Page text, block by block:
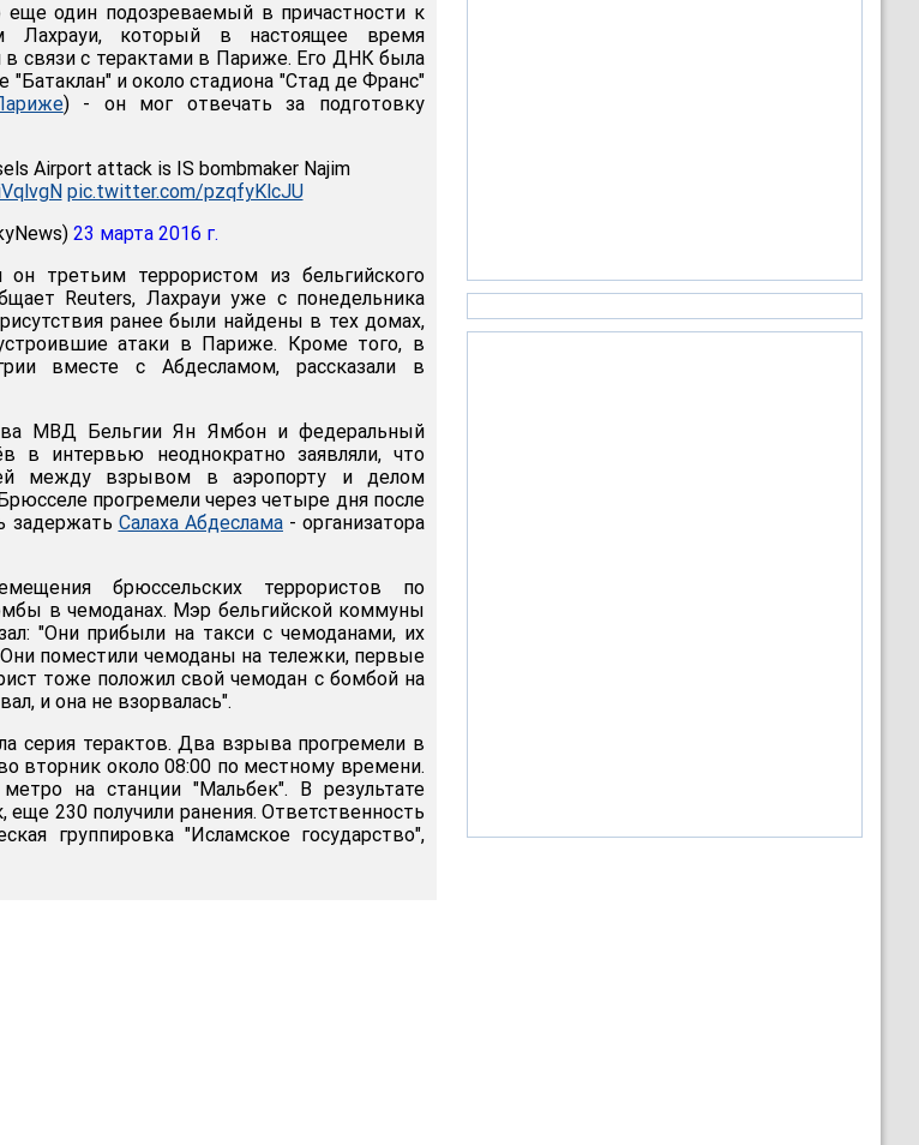
один подозреваемый в причастности к
Лахрауи, который в настоящее время
в связи с терактами в Париже. Его ДНК была
"Батаклан" и около стадиона "Стад де Франс"
) - он мог отвечать за подготовку
Airport attack is IS bombmaker Najim
pic.twitter.com/pzqfyKlcJU
23 марта 2016 г.
третьим террористом из бельгийского
Reuters, Лахрауи уже с понедельника
ранее были найдены в тех домах,
атаки в Париже. Кроме того, в
вместе с Абдесламом, рассказали в
МВД Бельгии Ян Ямбон и федеральный
в интервью неоднократно заявляли, что
между взрывом в аэропорту и делом
прогремели через четыре дня после
задержать Салаха Абдеслама- организатора
брюссельских террористов по
в чемоданах. Мэр бельгийской коммуны
"Они прибыли на такси с чемоданами, их
поместили чемоданы на тележки, первые
тоже положил свой чемодан с бомбой на
и она не взорвалась".
серия терактов. Два взрыва прогремели в
вторник около 08:00 по местному времени.
на станции "Мальбек". В результате
еще 230 получили ранения. Ответственность
группировка "Исламское государство",